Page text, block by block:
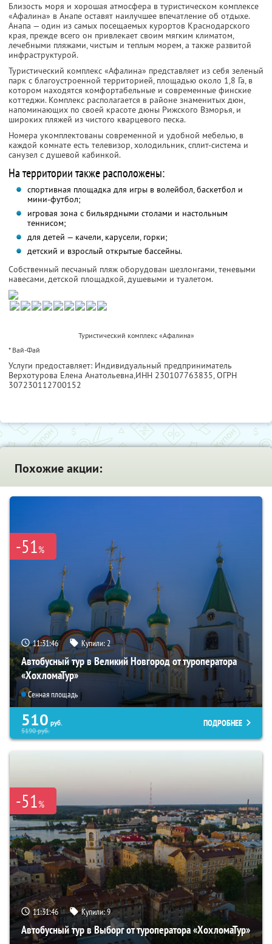
Близость моря и хорошая атмосфера в туристическом комплексе
«Афалина» в Анапе оставят наилучшее впечатление об отдыхе.
Анапа — один из самых посещаемых курортов Краснодарского
края, прежде всего он привлекает своим мягким климатом,
лечебными пляжами, чистым и теплым морем, а также развитой
инфраструктурой.
Туристический комплекс «Афалина» представляет из себя зеленый
парк с благоустроенной территорией, площадью около 1,8 Га, в
котором находятся комфортабельные и современные финские
коттеджи. Комплекс располагается в районе знаменитых дюн,
напоминающих по своей красоте дюны Рижского Взморья, и
широких пляжей из чистого кварцевого песка.
Номера укомплектованы современной и удобной мебелью, в
каждой комнате есть телевизор, холодильник, сплит-система и
санузел с душевой кабинкой.
На территории также расположены:
спортивная площадка для игры в волейбол, баскетбол и
мини-футбол;
игровая зона с бильярдными столами и настольным
теннисом;
для детей — качели, карусели, горки;
детский и взрослый открытые бассейны.
Собственный песчаный пляж оборудован шезлонгами, теневыми
навесами, детской площадкой, душевыми и туалетом.
Туристический комплекс «Афалина»
* Вай-Фай
Услуги предоставляет: Индивидуальный предприниматель
Верхотурова Елена Анатольевна,ИНН 230107763835, ОГРН
307230112700152
Похожие акции:
-51%
11:31:44 Купили:2
Автобусный тур в Великий Новгород от туроператора
«ХохломаТур»
Сенная площадь
510 руб.
5190руб.
ПОДРОБНЕЕ
-51%
11:31:44 Купили:9
Автобусный тур в Выборг от туроператора «ХохломаТур»